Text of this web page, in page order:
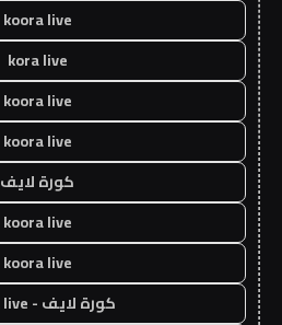
koora live
kora live
koora live
koora live
كورة لايف
koora live
koora live
كورة لايف - koora live